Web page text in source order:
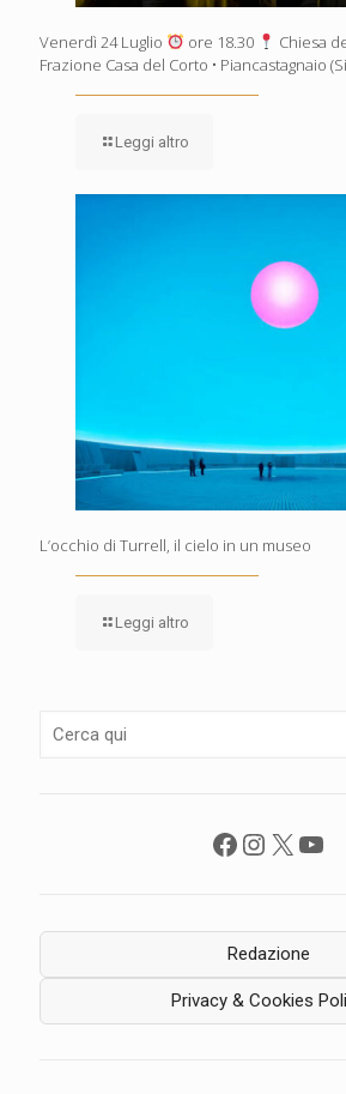
Venerdì 24 Luglio ore 18.30
Chiesa
Frazione Casa del Corto • Piancastagnaio
Leggi altro
L’occhio di Turrell, il cielo in un museo
Leggi altro
Facebook
X
Redazione
Privacy & Cookies